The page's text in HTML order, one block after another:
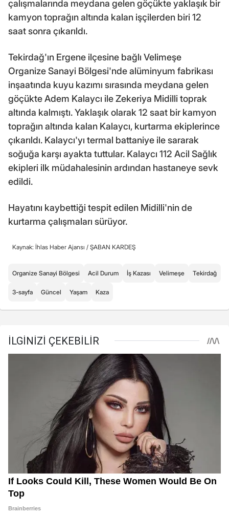
çalışmalarında meydana gelen göçükte yaklaşık bir
kamyon toprağın altında kalan işçilerden biri 12
saat sonra çıkarıldı.
Tekirdağ'ın Ergene ilçesine bağlı Velimeşe
Organize Sanayi Bölgesi'nde alüminyum fabrikası
inşaatında kuyu kazımı sırasında meydana gelen
göçükte Adem Kalaycı ile Zekeriya Midilli toprak
altında kalmıştı. Yaklaşık olarak 12 saat bir kamyon
toprağın altında kalan Kalaycı, kurtarma ekiplerince
çıkarıldı. Kalaycı'yı termal battaniye ile sararak
soğuğa karşı ayakta tuttular. Kalaycı 112 Acil Sağlık
ekipleri ilk müdahalesinin ardından hastaneye sevk
edildi.
Hayatını kaybettiği tespit edilen Midilli'nin de
kurtarma çalışmaları sürüyor.
Kaynak: İhlas Haber Ajansı / ŞABAN KARDEŞ
Organize Sanayi Bölgesi Acil Durum İş Kazası Velimeşe Tekirdağ
3-sayfa Güncel Yaşam Kaza